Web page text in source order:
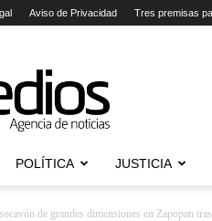
Aviso de Privacidad Tres premisas
POLÍTICA JUSTICIA
de grandes dimensiones en Zapopan